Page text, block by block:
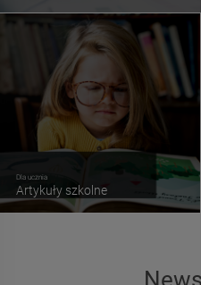
Dla ucznia
Artykuły szkolne